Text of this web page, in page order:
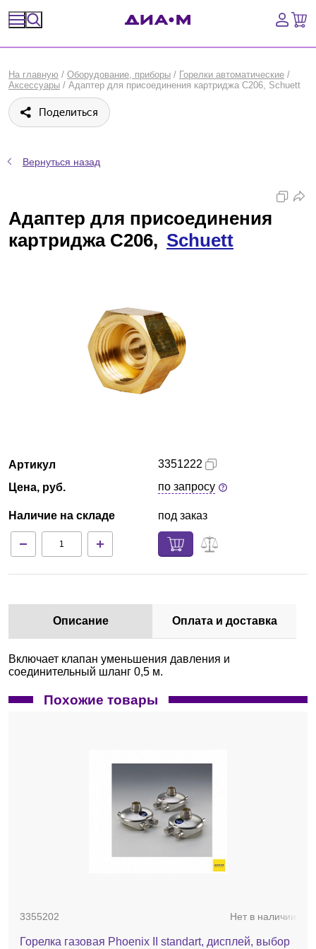
Оборудование, приборы
Расходные материалы, пластик, стекло
Химические реактивы, препараты, наборы
Библиотека
Производители
Партнеры
Технический сервис
Контакты
На главную / Оборудование, приборы / Горелки автоматические /
Аксессуары / Адаптер для присоединения картриджа С206, Schuett
Поделиться
Вернуться назад
Адаптер для присоединения
картриджа С206, Schuett
Артикул
Цена, руб.
Наличие на складе
3351222
по запросу
под заказ
Описание Оплата и доставка
Включает клапан уменьшения давления и
соединительный шланг 0,5 м.
Похожие товары
3355202 Нет в наличии
Горелка газовая Phoenix II standart, дисплей, выбор